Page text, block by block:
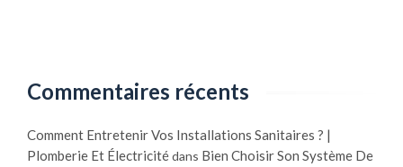
Commentaires récents
Comment Entretenir Vos Installations Sanitaires ? |
Plomberie Et Électricitédans Bien Choisir Son Système De